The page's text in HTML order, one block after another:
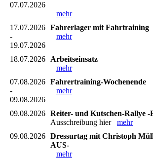
07.07.2026
mehr
17.07.2026
-
19.07.2026
Fahrerlager mit Fahrtraining
mehr
18.07.2026
Arbeitseinsatz
mehr
07.08.2026
-
09.08.2026
Fahrertraining-Wochenende
mehr
09.08.2026 Reiter- und Kutschen-Rallye
Ausschreibung hier mehr
09.08.2026 Dressurtag mit Christoph
AUS-
mehr